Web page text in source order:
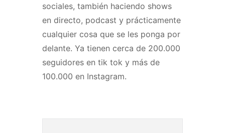
sociales, también haciendo shows
en directo, podcast y prácticamente
cualquier cosa que se les ponga por
delante. Ya tienen cerca de 200.000
seguidores en tik tok y más de
100.000 en Instagram.